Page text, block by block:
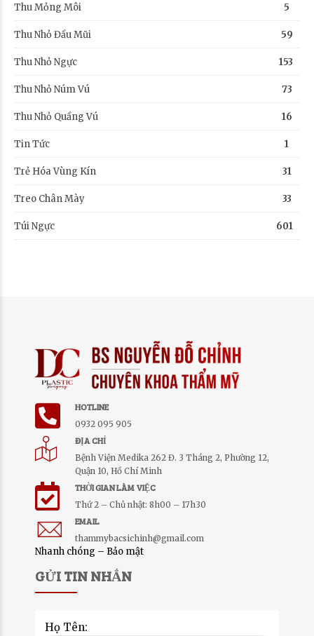
Thu Mỏng Môi 5
Thu Nhỏ Đầu Mũi 59
Thu Nhỏ Ngực 153
Thu Nhỏ Núm Vú 73
Thu Nhỏ Quầng Vú 16
Tin Tức 1
Trẻ Hóa Vùng Kín 31
Treo Chân Mày 33
Túi Ngực 601
HOTLINE
0932 095 905
ĐỊA CHỈ
Bệnh Viện Medika 262 Đ. 3 Tháng 2, Phường 12,
Quận 10, Hồ Chí Minh
THỜI GIAN LÀM VIỆC
Thứ 2 – Chủ nhật: 8h00 – 17h30
EMAIL
thammybacsichinh@gmail.com
Nhanh chóng – Bảo mật
GỬI TIN NHẮN
Họ Tên: